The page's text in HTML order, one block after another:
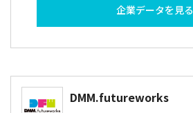
企業データを見る
DMM.futureworks